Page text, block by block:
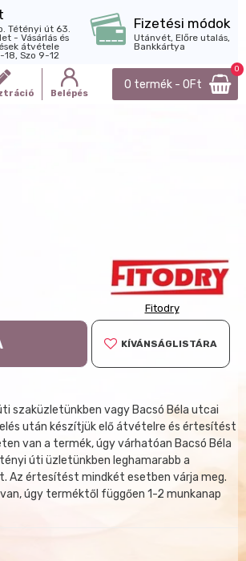
Tétényi út 63.
- Vásárlás és
átvétele
18, Szo 9-12
Fizetési módok
Utánvét, Előre utalás,
Bankkártya
Belépés
0 termék - 0Ft
0
Fitodry
KÍVÁNSÁGLISTÁRA
szaküzletünkben vagy Bacsó Béla utcai
után készítjük elő átvételre és értesítést
van a termék, úgy várhatóan Bacsó Béla
úti üzletünkben leghamarabb a
Az értesítést mindkét esetben várja meg.
úgy terméktől függően 1-2 munkanap